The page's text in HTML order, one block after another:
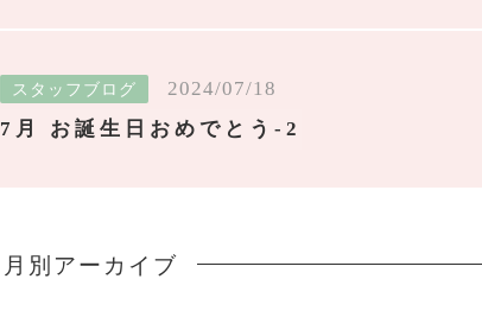
スタッフブログ
2024/07/18
7月 お誕生日おめでとう-2
月別アーカイブ